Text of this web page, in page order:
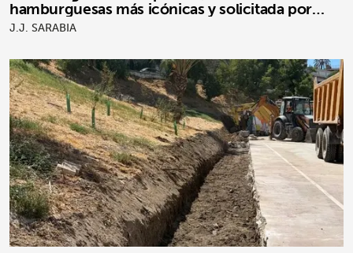
hamburguesas más icónicas y solicitada por
clientes
J.J. SARABIA